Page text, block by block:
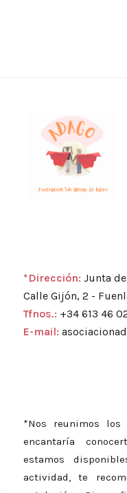
*Dirección: Junta
Calle Gijón, 2 -
Tfnos.: +34 613 46
E-mail:
*Nos reunimos
encantaría
estamos
actividad, te